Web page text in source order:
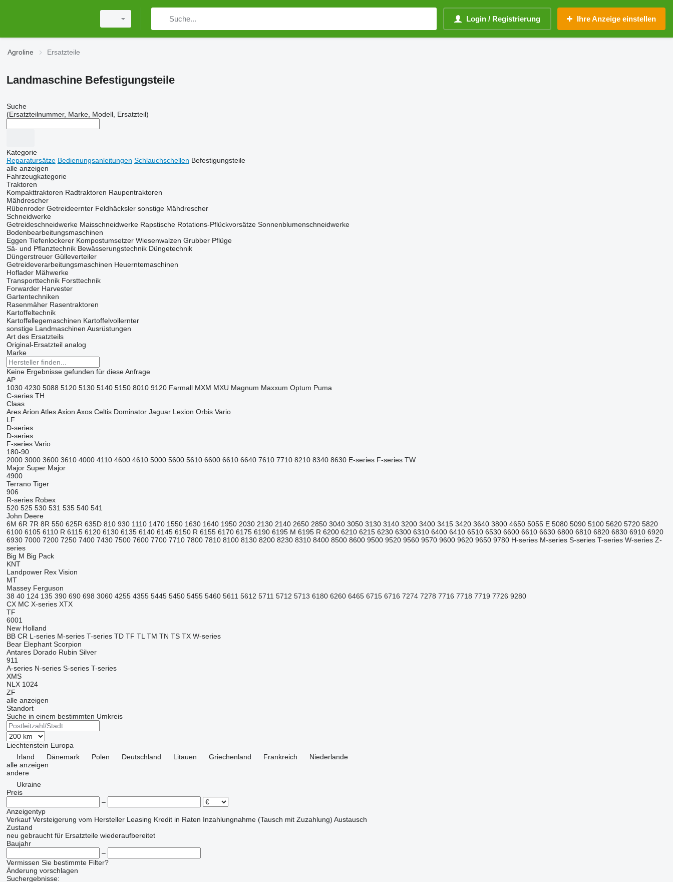
Login / Registrierung Ihre Anzeige einstellen
Agroline Ersatzteile
Landmaschine Befestigungsteile
Suche
(Ersatzteilnummer, Marke, Modell, Ersatzteil)
Kategorie
Reparatursätze Bedienungsanleitungen Schlauchschellen Befestigungsteile
alle anzeigen
Fahrzeugkategorie
Traktoren
Kompakttraktoren Radtraktoren Raupentraktoren
Mähdrescher
Rübenroder Getreideernter Feldhäcksler sonstige Mähdrescher
Schneidwerke
Getreideschneidwerke Maisschneidwerke Rapstische Rotations-Pflückvorsätze Sonnenblumenschneidwerke
Bodenbearbeitungsmaschinen
Eggen Tiefenlockerer Kompostumsetzer Wiesenwalzen Grubber Pflüge
Sä- und Pflanztechnik Bewässerungstechnik Düngetechnik
Düngerstreuer Gülleverteiler
Getreideverarbeitungsmaschinen Heuerntemaschinen
Hoflader Mähwerke
Transporttechnik Forsttechnik
Forwarder Harvester
Gartentechniken
Rasenmäher Rasentraktoren
Kartoffeltechnik
Kartoffellegemaschinen Kartoffelvollernter
sonstige Landmaschinen Ausrüstungen
Art des Ersatzteils
Original-Ersatzteil analog
Marke
Keine Ergebnisse gefunden für diese Anfrage
AP
1030 4230 5088 5120 5130 5140 5150 8010 9120 Farmall MXM MXU Magnum Maxxum Optum Puma
C-series TH
Claas
Ares Arion Atles Axion Axos Celtis Dominator Jaguar Lexion Orbis Vario
LF
D-series
D-series
F-series Vario
180-90
2000 3000 3600 3610 4000 4110 4600 4610 5000 5600 5610 6600 6610 6640 7610 7710 8210 8340 8630 E-series F-series TW
Major Super Major
4900
Terrano Tiger
906
R-series Robex
520 525 530 531 535 540 541
John Deere
6M 6R 7R 8R 550 625R 635D 810 930 1110 1470 1550 1630 1640 1950 2030 2130 2140 2650 2850 3040 3050 3130 3140 3200 3400 3415 3420 3640 3800 4650 5055 E 5080 5090 5100 5620 5720 5820
6100 6105 6110 R 6115 6120 6130 6135 6140 6145 6150 R 6155 6170 6175 6190 6195 M 6195 R 6200 6210 6215 6230 6300 6310 6400 6410 6510 6530 6600 6610 6630 6800 6810 6820 6830 6910 6920
6930 7000 7200 7250 7400 7430 7500 7600 7700 7710 7800 7810 8100 8130 8200 8230 8310 8400 8500 8600 9500 9520 9560 9570 9600 9620 9650 9780 H-series M-series S-series T-series W-series Z-
series
Big M Big Pack
KNT
Landpower Rex Vision
MT
Massey Ferguson
38 40 124 135 390 690 698 3060 4255 4355 5445 5450 5455 5460 5611 5612 5711 5712 5713 6180 6260 6465 6715 6716 7274 7278 7716 7718 7719 7726 9280
CX MC X-series XTX
TF
6001
New Holland
BB CR L-series M-series T-series TD TF TL TM TN TS TX W-series
Bear Elephant Scorpion
Antares Dorado Rubin Silver
911
A-series N-series S-series T-series
XMS
NLX 1024
ZF
alle anzeigen
Standort
Suche in einem bestimmten Umkreis
Liechtenstein Europa
Irland
Dänemark Polen Deutschland Litauen Griechenland Frankreich
Niederlande
alle anzeigen
andere
Ukraine
Preis
–
Anzeigentyp
Verkauf Versteigerung vom Hersteller Leasing Kredit in Raten Inzahlungnahme (Tausch mit Zuzahlung) Austausch
Zustand
neu gebraucht für Ersatzteile wiederaufbereitet
Baujahr
–
Vermissen Sie bestimmte Filter?
Änderung vorschlagen
Suchergebnisse: